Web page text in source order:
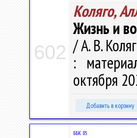
602
Коляго,
Жизнь и
/ А. В.
:
октября
Добавить в корзину
ББК 85